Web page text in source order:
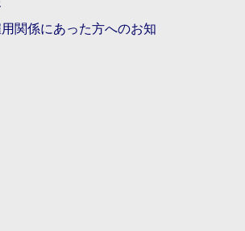
関係にあった方へのお知